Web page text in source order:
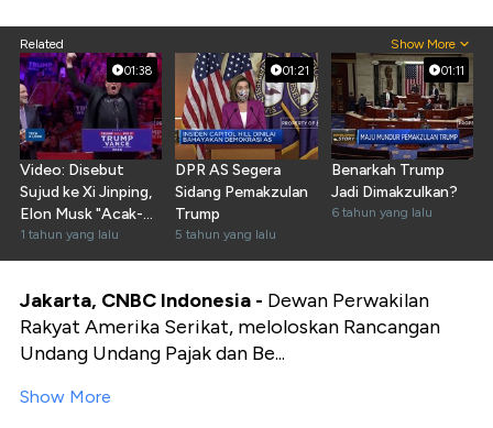
Related Show More
01:38
Video: Disebut
Sujud ke Xi Jinping,
Elon Musk "Acak-
acak" DPR AS
1 tahun yang lalu
01:21
DPR AS Segera
Sidang Pemakzulan
Trump
5 tahun yang lalu
01:11
Benarkah Trump
Jadi Dimakzulkan?
6 tahun yang lalu
Jakarta, CNBC Indonesia - Dewan Perwakilan
Rakyat Amerika Serikat, meloloskan Rancangan
Undang Undang Pajak dan Be...
Show More